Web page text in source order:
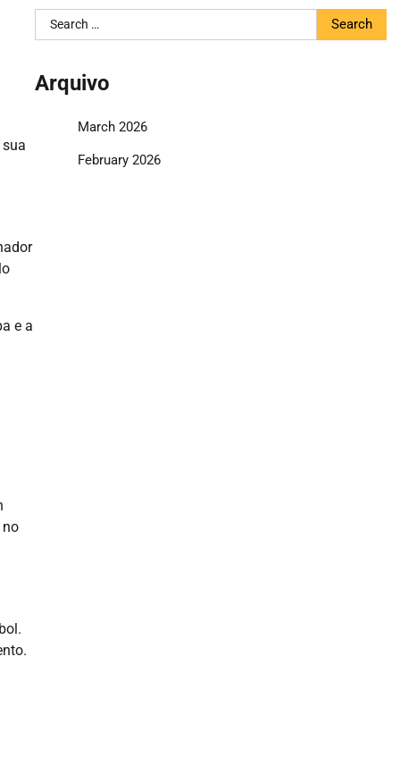
e a
no
Search
for:
Arquivo
March 2026
February 2026